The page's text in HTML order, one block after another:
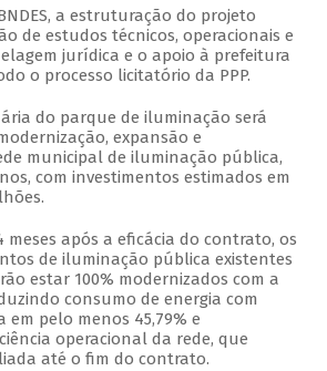
a estruturação do projeto
de estudos técnicos, operacionais e
jurídica e o apoio à prefeitura
o processo licitatório da PPP.
do parque de iluminação será
expansão e
municipal de iluminação pública,
com investimentos estimados em
meses após a eficácia do contrato, os
de iluminação pública existentes
estar 100% modernizados com a
consumo de energia com
pelo menos 45,79% e
operacional da rede, que
até o fim do contrato.